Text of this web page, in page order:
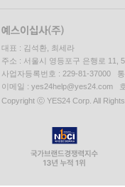
대표 : 김석환, 최세라
주소 : 서울시 영등포구 은행로 11,
사업자등록번호 : 229-81-37000
이메일 : yes24help@yes24.com
Copyright ⓒ YES24 Corp. All